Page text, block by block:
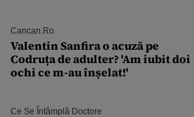
Cancan.ro
Valentin Sanfira o acuză pe
Codruța de adulter? 'Am iubit doi
ochi ce m-au înșelat!'
Ce Se Întâmplă Doctore